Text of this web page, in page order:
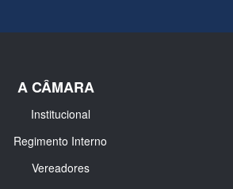
A CÂMARA
Institucional
Regimento Interno
Vereadores